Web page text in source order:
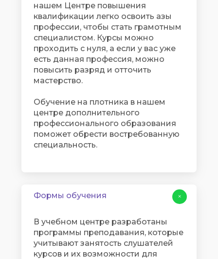
нашем Центре повышения
квалификации легко освоить азы
профессии, чтобы стать грамотным
специалистом. Курсы можно
проходить с нуля, а если у вас уже
есть данная профессия, можно
повысить разряд и отточить
мастерство.
Обучение на плотника в нашем
центре дополнительного
профессионального образования
поможет обрести востребованную
специальность.
Формы обучения
В учебном центре разработаны
программы преподавания, которые
учитывают занятость слушателей
курсов и их возможности для
+